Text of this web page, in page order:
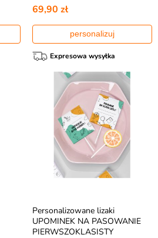
69,90 zł
personalizuj
Expresowa wysyłka
Personalizowane lizaki
UPOMINEK NA PASOWANIE
PIERWSZOKLASISTY